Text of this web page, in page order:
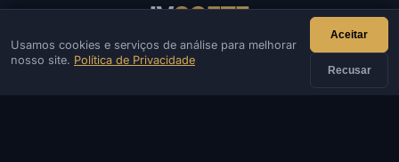
IVSOFTE
IVSOFTE — loja de software. Fornecemos serviços de
instalação e inicialização de software.
Usamos cookies e serviços de análise para melhorar
nosso site. Política de Privacidade
Aceitar
Recusar